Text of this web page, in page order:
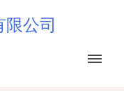
公司